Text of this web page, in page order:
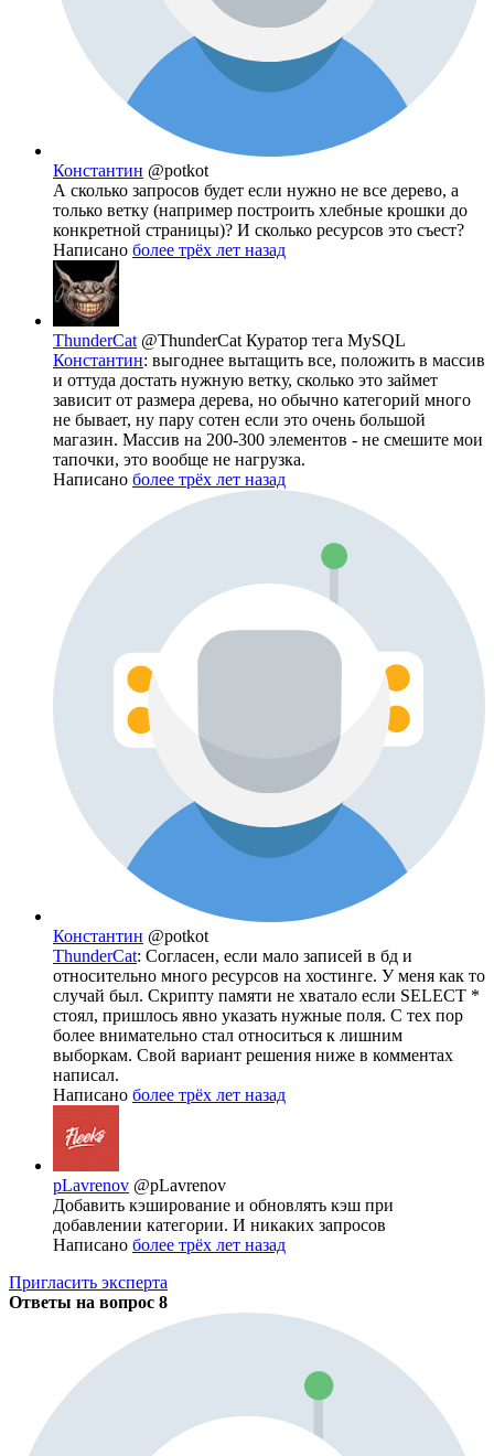
Константин @potkot
А сколько запросов будет если нужно не все дерево, а
только ветку (например построить хлебные крошки до
конкретной страницы)? И сколько ресурсов это съест?
Написано более трёх лет назад
ThunderCat @ThunderCat Куратор тега MySQL
Константин: выгоднее вытащить все, положить в массив
и оттуда достать нужную ветку, сколько это займет
зависит от размера дерева, но обычно категорий много
не бывает, ну пару сотен если это очень большой
магазин. Массив на 200-300 элементов - не смешите мои
тапочки, это вообще не нагрузка.
Написано более трёх лет назад
Константин @potkot
ThunderCat: Согласен, если мало записей в бд и
относительно много ресурсов на хостинге. У меня как то
случай был. Скрипту памяти не хватало если SELECT *
стоял, пришлось явно указать нужные поля. С тех пор
более внимательно стал относиться к лишним
выборкам. Свой вариант решения ниже в комментах
написал.
Написано более трёх лет назад
pLavrenov @pLavrenov
Добавить кэширование и обновлять кэш при
добавлении категории. И никаких запросов
Написано более трёх лет назад
Пригласить эксперта
Ответы на вопрос 8